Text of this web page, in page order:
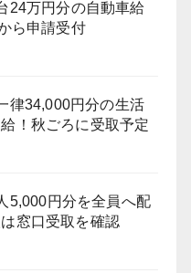
24万円分の自動車給
ら申請受付
律34,000円分の生活
！秋ごろに受取予定
5,000円分を全員へ配
窓口受取を確認